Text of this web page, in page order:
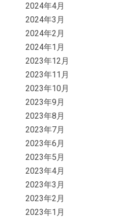
2024年4月
2024年3月
2024年2月
2024年1月
2023年12月
2023年11月
2023年10月
2023年9月
2023年8月
2023年7月
2023年6月
2023年5月
2023年4月
2023年3月
2023年2月
2023年1月